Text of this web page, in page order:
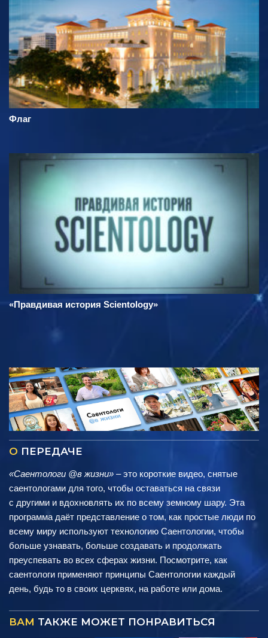
Флаг
«Правдивая история Scientology»
О ПЕРЕДАЧЕ
«Саентологи @в жизни» – это короткие видео, снятые
саентологами для того, чтобы оставаться на связи
с другими и вдохновлять их по всему земному шару. Эта
программа даёт представление о том, как простые люди по
всему миру используют технологию Саентологии, чтобы
больше узнавать, больше создавать и продолжать
преуспевать во всех сферах жизни. Посмотрите, как
саентологи применяют принципы Саентологии каждый
день, будь то в своих церквях, на работе или дома.
ВАМ ТАКЖЕ МОЖЕТ ПОНРАВИТЬСЯ